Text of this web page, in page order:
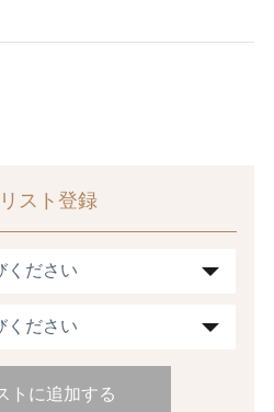
スト登録
トに追加する